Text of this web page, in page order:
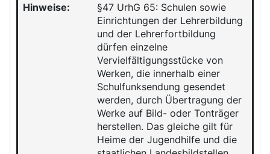
Hinweise:
§47 UrhG 65: Schulen sowie
Einrichtungen der Lehrerbildung
und der Lehrerfortbildung
dürfen einzelne
Vervielfältigungsstücke von
Werken, die innerhalb einer
Schulfunksendung gesendet
werden, durch Übertragung der
Werke auf Bild- oder Tonträger
herstellen. Das gleiche gilt für
Heime der Jugendhilfe und die